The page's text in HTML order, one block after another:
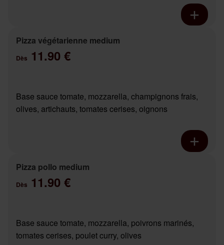
Pizza végétarienne medium
Dès 11.90 €
Base sauce tomate, mozzarella, champignons frais,
olives, artichauts, tomates cerises, oignons
Pizza pollo medium
Dès 11.90 €
Base sauce tomate, mozzarella, poivrons marinés,
tomates cerises, poulet curry, olives